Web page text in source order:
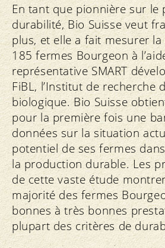
En tant que pionnière sur le
durabilité, Bio Suisse veut
plus, et elle a fait mesurer
185 fermes Bourgeon à
représentative SMART
FiBL, l’Institut de recherche
biologique. Bio Suisse
pour la première fois une
données sur la situation
potentiel de ses fermes
la production durable. Les
de cette vaste étude
majorité des fermes
bonnes à très bonnes
plupart des critères de